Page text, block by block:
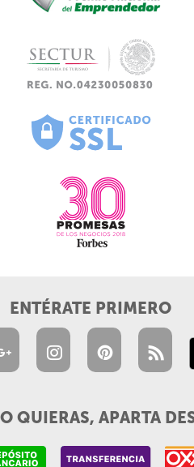
ENTÉRATE PRIMERO
QUIERAS, APARTA